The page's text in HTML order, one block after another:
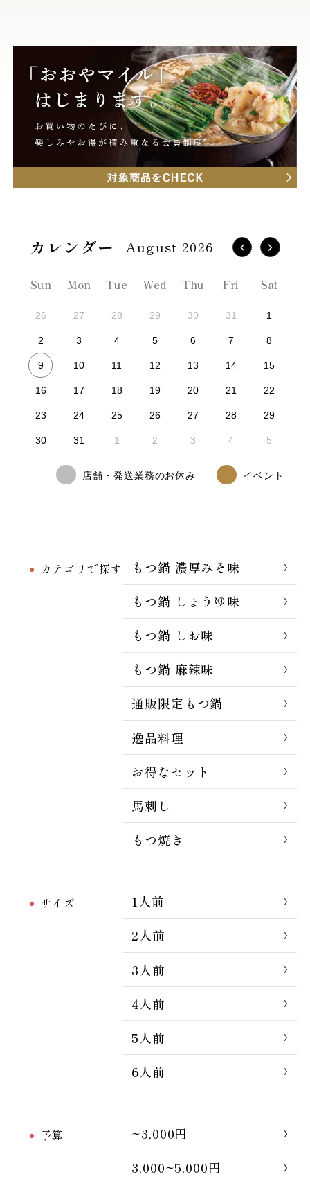
カテゴリで探す
もつ鍋 濃厚みそ味
もつ鍋 しょうゆ味
もつ鍋 しお味
もつ鍋 麻辣味
通販限定もつ鍋
逸品料理
お得なセット
馬刺し
もつ焼き
サイズ
1人前
2人前
3人前
4人前
5人前
6人前
予算
~3,000円
3,000~5,000円
August 2026
Sun Mon Tue Wed Thu Fri Sat
26 27 28 29 30 31 1
2 3 4 5 6 7 8
9 10 11 12 13 14 15
16 17 18 19 20 21 22
23 24 25 26 27 28 29
30 31 1 2 3 4 5
店舗・発送業務のお休み イベント